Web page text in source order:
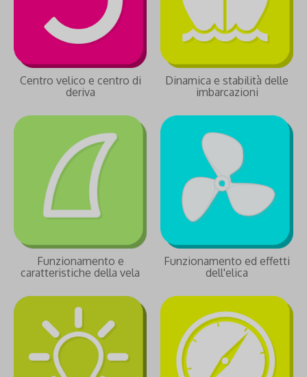
Centro velico e centro di
deriva
Dinamica e stabilità delle
imbarcazioni
Funzionamento e
caratteristiche della vela
Funzionamento ed effetti
dell'elica